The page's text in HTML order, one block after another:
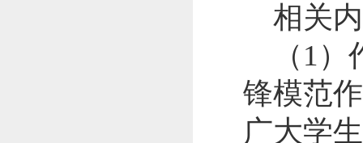
相关
（ 1 ）
锋模范
广大学